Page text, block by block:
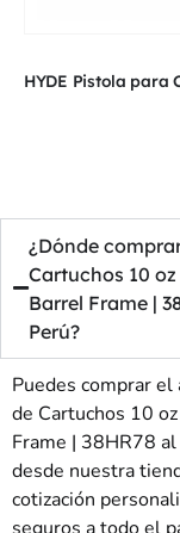
¿Dónde
Cartuchos 10
Barrel Frame |
Perú?
Puedes comprar
de Cartuchos 10
Frame | 38HR78
desde nuestra
cotización